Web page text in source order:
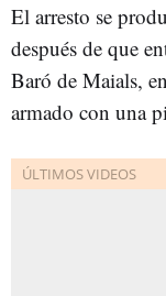
El arresto se
después de que
Baró de Maials,
armado con una